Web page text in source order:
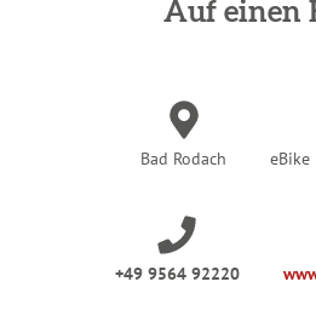
Auf einen
Bad Rodach eBike
+49 9564 92220